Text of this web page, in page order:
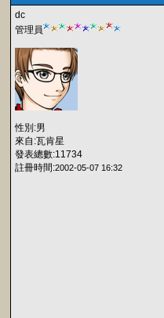
dc
管理員
性別:男
來自:瓦肯星
發表總數:11734
註冊時間:2002-05-07 16:32